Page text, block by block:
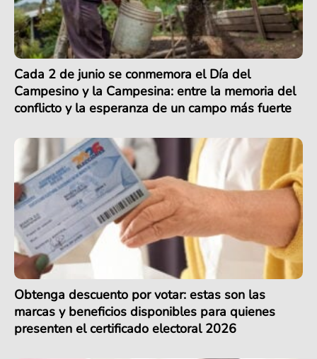
Cada 2 de junio se conmemora el Día del
Campesino y la Campesina: entre la memoria del
conflicto y la esperanza de un campo más fuerte
Obtenga descuento por votar: estas son las
marcas y beneficios disponibles para quienes
presenten el certificado electoral 2026